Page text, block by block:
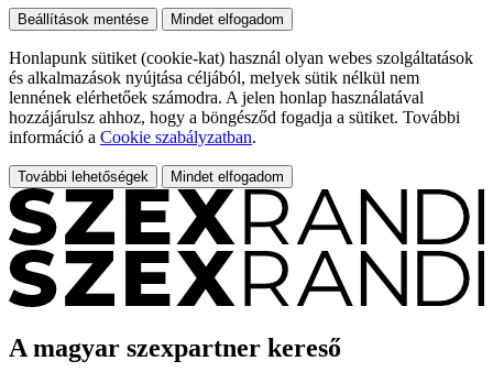
Beállítások mentése Mindet elfogadom
Honlapunk sütiket (cookie-kat) használ olyan webes szolgáltatások
és alkalmazások nyújtása céljából, melyek sütik nélkül nem
lennének elérhetőek számodra. A jelen honlap használatával
hozzájárulsz ahhoz, hogy a böngésződ fogadja a sütiket. További
információ a Cookie szabályzatban.
További lehetőségek Mindet elfogadom
A magyar szexpartner kereső